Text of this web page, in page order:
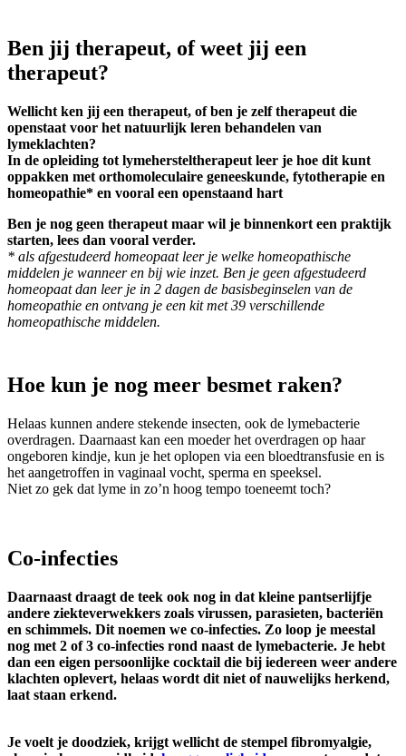
Ben jij therapeut, of weet jij een
therapeut?
Wellicht ken jij een therapeut, of ben je zelf therapeut die
openstaat voor het natuurlijk leren behandelen van
lymeklachten?
In de opleiding tot lymehersteltherapeut leer je hoe dit kunt
oppakken met orthomoleculaire geneeskunde, fytotherapie en
homeopathie* en vooral een openstaand hart
Ben je nog geen therapeut maar wil je binnenkort een praktijk
starten, lees dan vooral verder.
* als afgestudeerd homeopaat leer je welke homeopathische
middelen je wanneer en bij wie inzet. Ben je geen afgestudeerd
homeopaat dan leer je in 2 dagen de basisbeginselen van de
homeopathie en ontvang je een kit met 39 verschillende
homeopathische middelen.
Hoe kun je nog meer besmet raken?
Helaas kunnen andere stekende insecten, ook de lymebacterie
overdragen. Daarnaast kan een moeder het overdragen op haar
ongeboren kindje, kun je het oplopen via een bloedtransfusie en is
het aangetroffen in vaginaal vocht, sperma en speeksel.
Niet zo gek dat lyme in zo’n hoog tempo toeneemt toch?
Co-infecties
Daarnaast draagt de teek ook nog in dat kleine pantserlijfje
andere ziekteverwekkers zoals virussen, parasieten, bacteriën
en schimmels. Dit noemen we co-infecties. Zo loop je meestal
nog met 2 of 3 co-infecties rond naast de lymebacterie. Je hebt
dan een eigen persoonlijke cocktail die bij iedereen weer andere
klachten oplevert, helaas wordt dit niet of nauwelijks herkend,
laat staan erkend.
Je voelt je doodziek, krijgt wellicht de stempel fibromyalgie,